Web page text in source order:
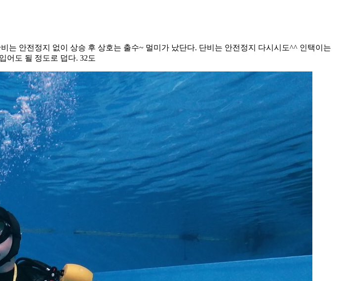
안전정지 없이 상승 후 상호는 출수~ 멀미가 났단다. 단비는 안전정지 다시시도^^ 인택이는
어도 될 정도로 덥다. 32도